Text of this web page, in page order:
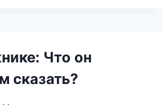
Что он
сказать?